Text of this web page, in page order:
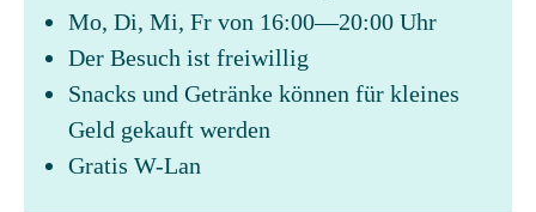
Mo, Di, Mi, Fr von 16:00—20:00 Uhr
Der Besuch ist freiwillig
Snacks und Getränke können für kleines
Geld gekauft werden
Gratis W-Lan